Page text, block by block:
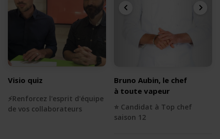
Visio quiz
⚡️Renforcez l'esprit d'équipe
de vos collaborateurs
Bruno Aubin, le chef
à toute vapeur
⭐️ Candidat à Top chef
saison 12